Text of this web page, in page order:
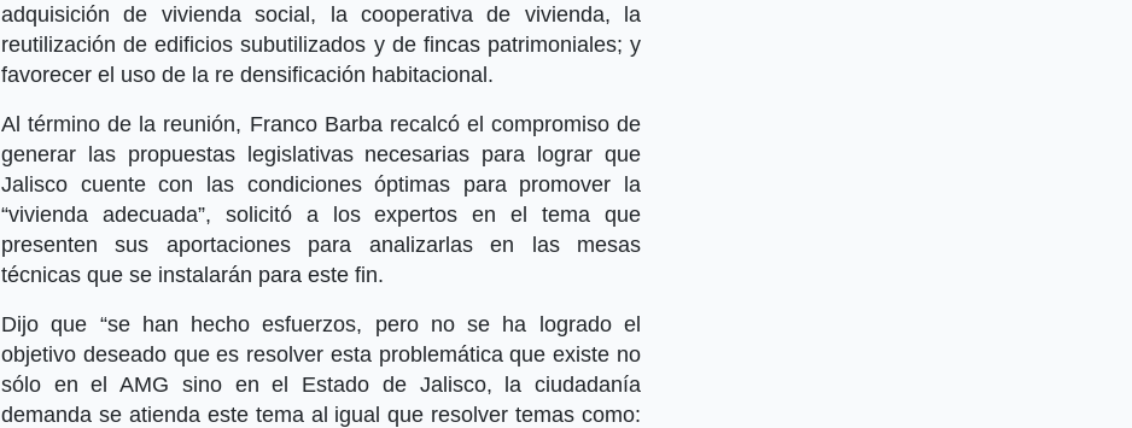
adquisición de vivienda social, la cooperativa de vivienda, la
reutilización de edificios subutilizados y de fincas patrimoniales; y
favorecer el uso de la re densificación habitacional.
Al término de la reunión, Franco Barba recalcó el compromiso de
generar las propuestas legislativas necesarias para lograr que
Jalisco cuente con las condiciones óptimas para promover la
“vivienda adecuada”, solicitó a los expertos en el tema que
presenten sus aportaciones para analizarlas en las mesas
técnicas que se instalarán para este fin.
Dijo que “se han hecho esfuerzos, pero no se ha logrado el
objetivo deseado que es resolver esta problemática que existe no
sólo en el AMG sino en el Estado de Jalisco, la ciudadanía
demanda se atienda este tema al igual que resolver temas como: